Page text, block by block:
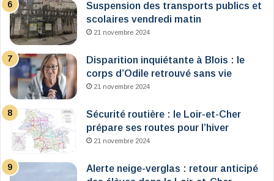
Suspension des transports publics et
scolaires vendredi matin
21 novembre 2024
Disparition inquiétante à Blois : le
corps d’Odile retrouvé sans vie
21 novembre 2024
Sécurité routière : le Loir-et-Cher
prépare ses routes pour l’hiver
21 novembre 2024
Alerte neige-verglas : retour anticipé